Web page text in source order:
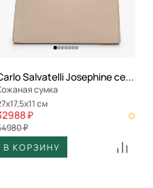
Carlo Salvatelli Josephine cervino
Кожаная сумка
27x17,5x11 см
₽
₽
В КОРЗИНУ